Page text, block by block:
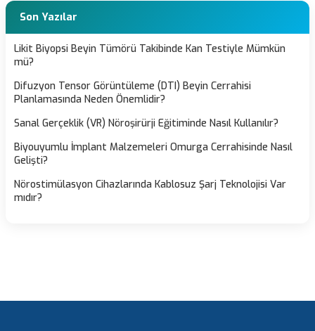
Son Yazılar
Likit Biyopsi Beyin Tümörü Takibinde Kan Testiyle Mümkün
mü?
Difuzyon Tensor Görüntüleme (DTI) Beyin Cerrahisi
Planlamasında Neden Önemlidir?
Sanal Gerçeklik (VR) Nöroşirürji Eğitiminde Nasıl Kullanılır?
Biyouyumlu İmplant Malzemeleri Omurga Cerrahisinde Nasıl
Gelişti?
Nörostimülasyon Cihazlarında Kablosuz Şarj Teknolojisi Var
mıdır?